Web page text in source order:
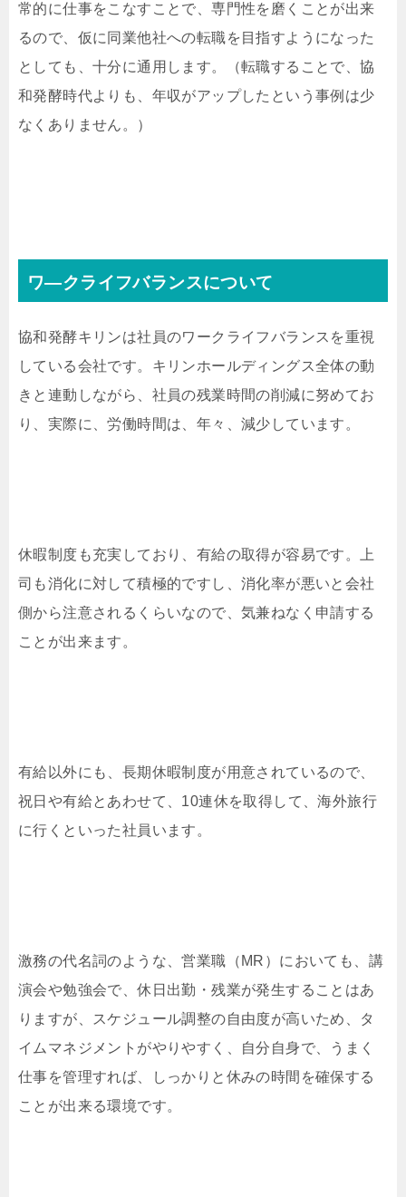
常的に仕事をこなすことで、専門性を磨くことが出来
るので、仮に同業他社への転職を目指すようになった
としても、十分に通用します。（転職することで、協
和発酵時代よりも、年収がアップしたという事例は少
なくありません。）
ワ―クライフバランスについて
協和発酵キリンは社員のワークライフバランスを重視
している会社です。キリンホールディングス全体の動
きと連動しながら、社員の残業時間の削減に努めてお
り、実際に、労働時間は、年々、減少しています。
休暇制度も充実しており、有給の取得が容易です。上
司も消化に対して積極的ですし、消化率が悪いと会社
側から注意されるくらいなので、気兼ねなく申請する
ことが出来ます。
有給以外にも、長期休暇制度が用意されているので、
祝日や有給とあわせて、10連休を取得して、海外旅行
に行くといった社員います。
激務の代名詞のような、営業職（MR）においても、講
演会や勉強会で、休日出勤・残業が発生することはあ
りますが、スケジュール調整の自由度が高いため、タ
イムマネジメントがやりやすく、自分自身で、うまく
仕事を管理すれば、しっかりと休みの時間を確保する
ことが出来る環境です。